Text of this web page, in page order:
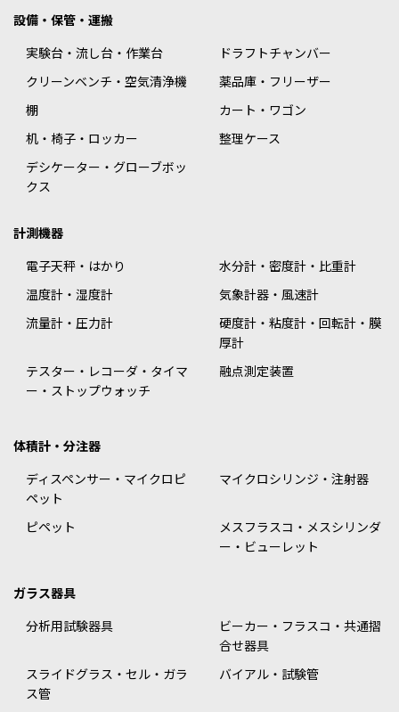
設備・保管・運搬
実験台・流し台・作業台
ドラフトチャンバー
クリーンベンチ・空気清浄機
薬品庫・フリーザー
棚
カート・ワゴン
机・椅子・ロッカー
整理ケース
デシケーター・グローブボッ
クス
計測機器
電子天秤・はかり
水分計・密度計・比重計
温度計・湿度計
気象計器・風速計
流量計・圧力計
硬度計・粘度計・回転計・膜
厚計
テスター・レコーダ・タイマ
ー・ストップウォッチ
融点測定装置
体積計・分注器
ディスペンサー・マイクロピ
ペット
マイクロシリンジ・注射器
ピペット
メスフラスコ・メスシリンダ
ー・ビューレット
ガラス器具
分析用試験器具
ビーカー・フラスコ・共通摺
合せ器具
スライドグラス・セル・ガラ
ス管
バイアル・試験管